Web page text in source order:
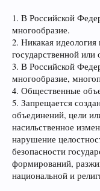
1. В Российской
многообразие.
2. Никакая идеология
государственной или
3. В Российской
многообразие,
4. Общественные
5. Запрещается
объединений, цели
насильственное
нарушение
безопасности
формирований,
национальной и